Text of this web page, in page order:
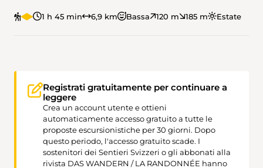
1 h 45 min 6,9 km Bassa 120 m 185 m Estate
Registrati gratuitamente per continuare a
leggere
Crea un account utente e ottieni
automaticamente accesso gratuito a tutte le
proposte escursionistiche per 30 giorni. Dopo
questo periodo, l'accesso gratuito scade. I
sostenitori dei Sentieri Svizzeri o gli abbonati alla
rivista DAS WANDERN / LA RANDONNÉE hanno